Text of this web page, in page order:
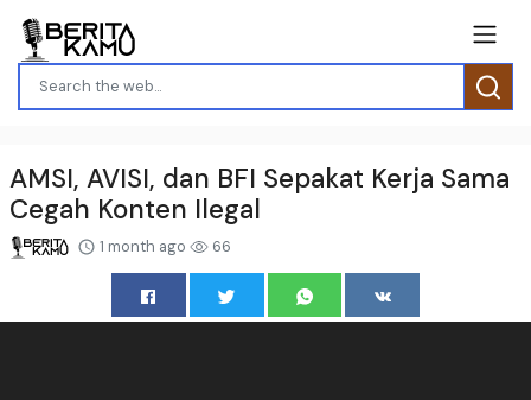
AMSI, AVISI, dan BFI Sepakat Kerja Sama
Cegah Konten Ilegal
1 month ago 66